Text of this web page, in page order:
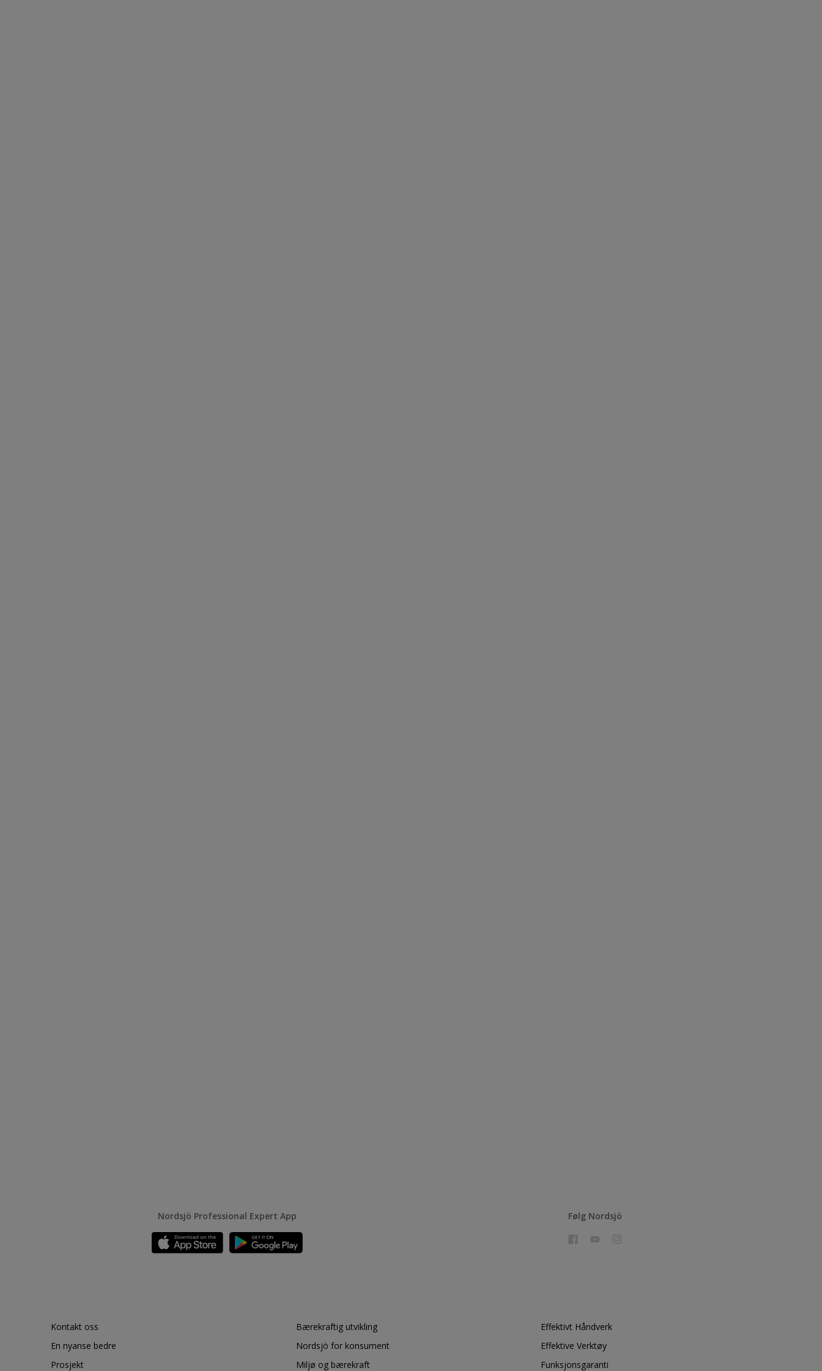
Nordsjö Professional Expert App Følg Nordsjö
Kontakt oss
En nyanse bedre
Prosjekt
Bærekraftig utvikling
Nordsjö for konsument
Miljø og bærekraft
Effektivt Håndverk
Effektive Verktøy
Funksjonsgaranti